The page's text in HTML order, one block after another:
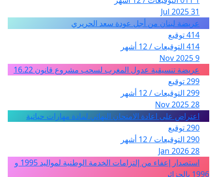
31 Jul 2025
عريضة لبنان من أجل عودة سعد الحريري
414 توقيع
414 التوقيعات / 12 أشهر
9 Nov 2025
عريضة تنسيقية عدول المغرب لسحب مشروع قانون 16.22
299 توقيع
299 التوقيعات / 12 أشهر
28 Nov 2025
اعتراض على اعادة الامتحان النهائي لمادة مهارات حياتية
290 توقيع
290 التوقيعات / 12 أشهر
28 Jan 2026
استصدار إعفاء من إلتزامات الخدمة الوطنية لمواليد 1995 و
1996 بالجزائر